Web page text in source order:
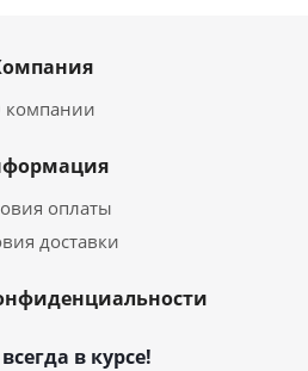
компании
оплаты
доставки
в курсе!